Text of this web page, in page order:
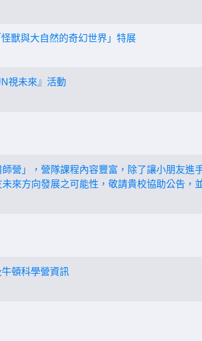
獸與大自然的奇幻世界」特展
視未來』活動
營」，營隊課程內容豐富，除了讓小朋友進
來方向發展之可能性，敬請貴校協助公告，
頓科學營資訊